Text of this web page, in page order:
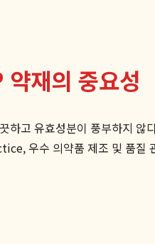
재의 중요성
고 유효성분이 풍부하지
우수 의약품 제조 및 품질